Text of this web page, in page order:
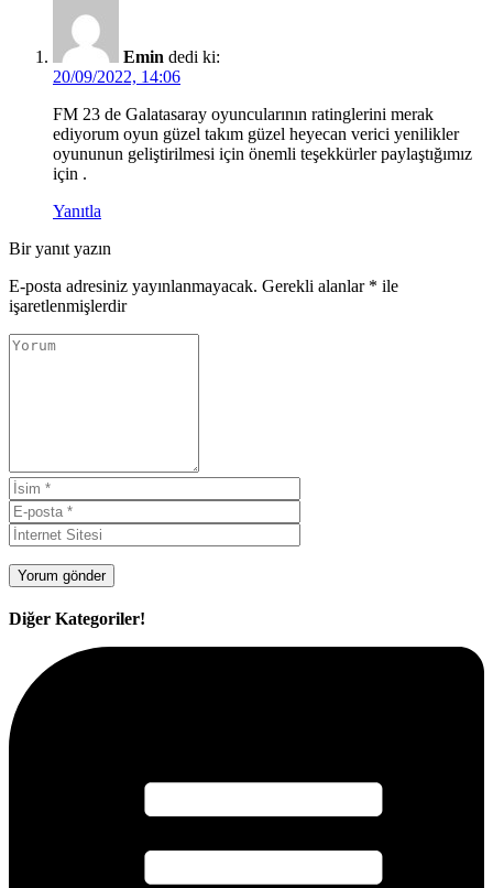
Emin dedi ki:
20/09/2022, 14:06
FM 23 de Galatasaray oyuncularının ratinglerini merak
ediyorum oyun güzel takım güzel heyecan verici yenilikler
oyununun geliştirilmesi için önemli teşekkürler paylaştığımız
için .
Yanıtla
Bir yanıt yazın
E-posta adresiniz yayınlanmayacak. Gerekli alanlar * ile
işaretlenmişlerdir
Diğer Kategoriler!